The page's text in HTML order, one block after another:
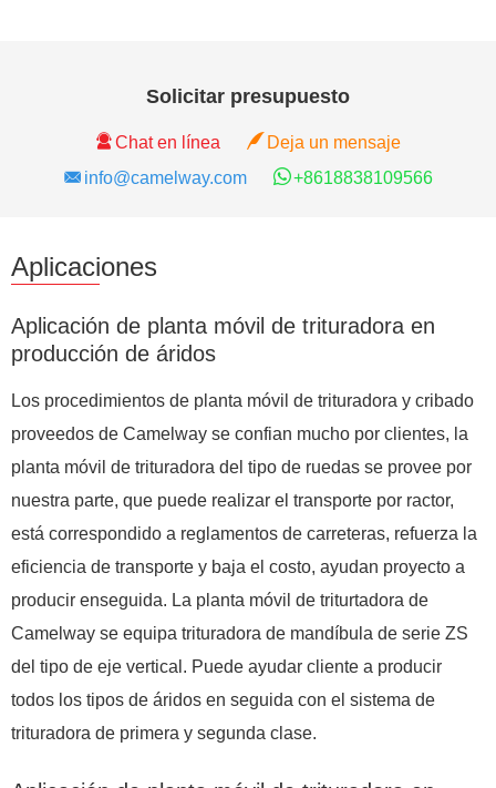
Solicitar presupuesto
Chat en línea
Deja un mensaje
info@camelway.com
+8618838109566
Aplicaciones
Aplicación de planta móvil de trituradora en
producción de áridos
Los procedimientos de planta móvil de trituradora y cribado
proveedos de Camelway se confian mucho por clientes, la
planta móvil de trituradora del tipo de ruedas se provee por
nuestra parte, que puede realizar el transporte por ractor,
está correspondido a reglamentos de carreteras, refuerza la
eficiencia de transporte y baja el costo, ayudan proyecto a
producir enseguida. La planta móvil de triturtadora de
Camelway se equipa trituradora de mandíbula de serie ZS
del tipo de eje vertical. Puede ayudar cliente a producir
todos los tipos de áridos en seguida con el sistema de
trituradora de primera y segunda clase.